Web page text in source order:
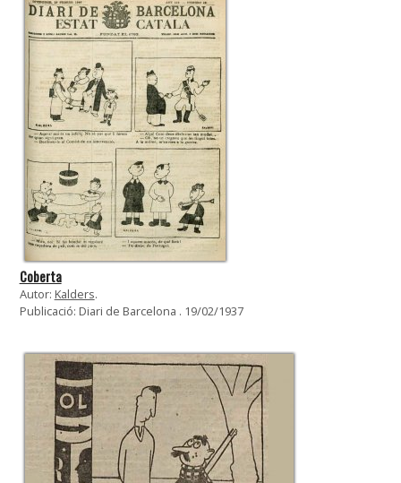
Coberta
Autor: Kalders.
Publicació: Diari de Barcelona . 19/02/1937